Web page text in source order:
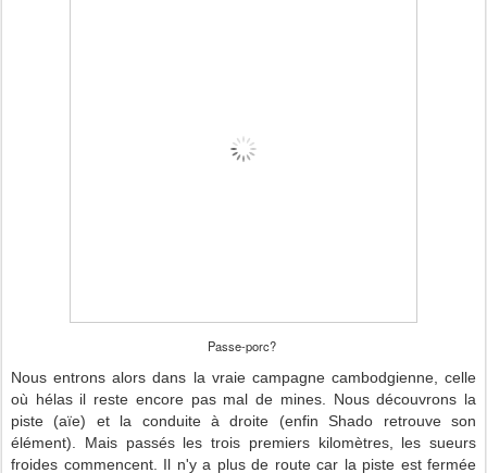
Passe-porc?
Nous entrons alors dans la vraie campagne cambodgienne, celle
où hélas il reste encore pas mal de mines. Nous découvrons la
piste (aïe) et la conduite à droite (enfin Shado retrouve son
élément). Mais passés les trois premiers kilomètres, les sueurs
froides commencent. Il n'y a plus de route car la piste est fermée